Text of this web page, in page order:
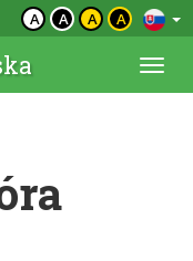
A A A A